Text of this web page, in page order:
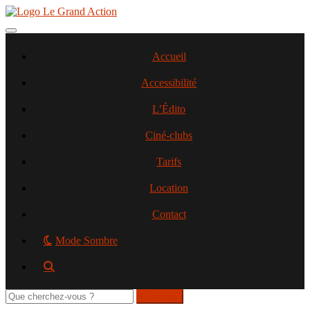
Aller
contenu
Toggle navigation
Accueil
Accessibilité
L’Édito
Ciné-clubs
Tarifs
Location
Contact
Mode Sombre
Rechercher
sur